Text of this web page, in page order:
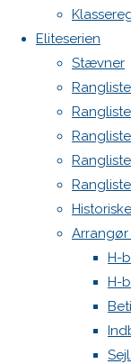
Eliteserien
Stævner
H-
H-
Previous
image
Next
image
et